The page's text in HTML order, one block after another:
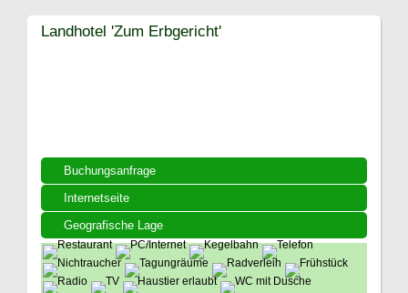
Buchungsanfrage
Internetseite
Geografische Lage
Landhotel 'Zum Erbgericht'